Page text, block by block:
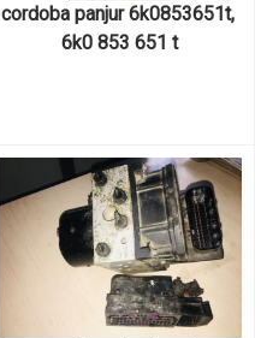
cordoba panjur 6k0853651t,
6k0 853 651 t